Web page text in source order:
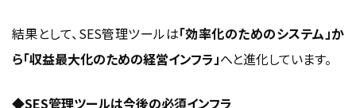
結果として、SES管理ツールは「効率化のためのシステム」か
ら「収益最大化のための経営インフラ」へと進化しています。
◆SES管理ツールは今後の必須インフラ